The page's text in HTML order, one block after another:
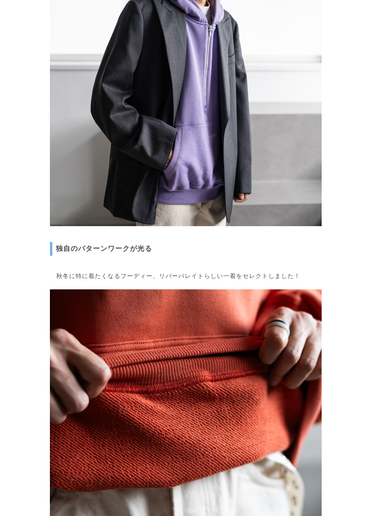
独自のパターンワークが光る
秋冬に特に着たくなるフーディー、リバーバレイトらしい一着をセレクトしました！